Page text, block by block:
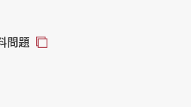
問題